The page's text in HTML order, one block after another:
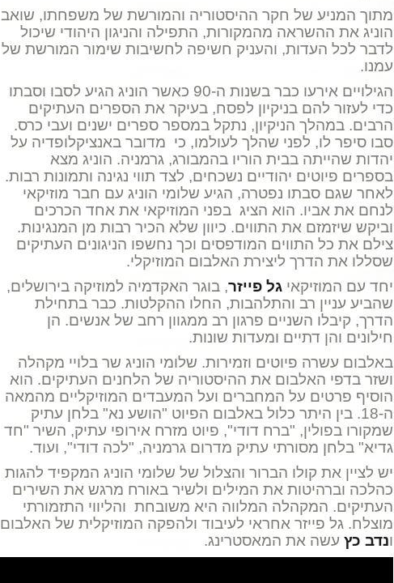
מתוך המניע של חקר ההיסטוריה והמורשת של משפחתו, שואב
הוניג את ההשראה מהמקורות, התפילה והניגון היהודי שיכול
לדבר לכל העדות, והעניק חשיפה לחשיבות שימור המורשת של
עמנו.
הגילויים אירעו כבר בשנות ה-90 כאשר הוניג הגיע לסבו וסבתו
כדי לעזור להם בניקיון לפסח, בעיקר את הספרים העתיקים
הרבים. במהלך הניקיון, נתקל במספר ספרים ישנים ועבי כרס.
סבו סיפר לו, לפני שהלך לעולמו, כי מדובר באנציקלופדיה על
יהדות שהייתה בבית הוריו בהמבורג, גרמניה. הוניג מצא
בספרים פיוטים יהודיים נשכחים, לצד תווי נגינה ותמונות רבות.
לאחר שגם סבתו נפטרה, הגיע שלומי הוניג עם חבר מוזיקאי
לנחם את אביו. הוא הציג בפני המוזיקאי את אחד הכרכים
וביקש שיזמזם את התווים. כיוון שלא הכיר רבות מן המנגינות.
צילם את כל התווים המודפסים וכך נחשפו הניגונים העתיקים
שסללו את הדרך ליצירת האלבום המוזיקלי.
יחד עם המוזיקאי גל פייזר, בוגר האקדמיה למוזיקה בירושלים,
שהביע עניין רב והתלהבות, החלו ההקלטות. כבר בתחילת
הדרך, קיבלו השניים פרגון רב ממגוון רחב של אנשים. הן
חילונים והן דתיים ומעדות שונות.
באלבום עשרה פיוטים וזמירות. שלומי הוניג שר בלויי מקהלה
ושזר בדפי האלבום את ההיסטוריה של הלחנים העתיקים. הוא
הוסיף פרטים על המחברים ועל המעבדים המוזיקליים מהמאה
ה-18. בין היתר כלול באלבום הפיוט "הושע נא" בלחן עתיק
שמקורו בפולין, "ברח דודי", פיוט מזרח אירופי עתיק, השיר "חד
גדיא" בלחן מסורתי עתיק מדרום גרמניה, "לכה דודי", ועוד.
יש לציין את קולו הברור והצלול של שלומי הוניג המקפיד להגות
כהלכה וברהיטות את המילים ולשיר באורח מרגש את השירים
העתיקים. המקהלה המלווה היא משובחת והליווי התזמורתי
מוצלח. גל פייזר אחראי לעיבוד ולהפקה המוזיקלית של האלבום
ונדב כץ עשה את המאסטרינג.